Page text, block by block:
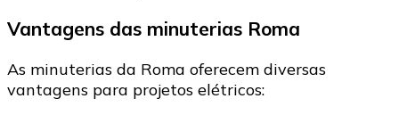
Vantagens das minuterias Roma
As minuterias da Roma oferecem diversas
vantagens para projetos elétricos:​